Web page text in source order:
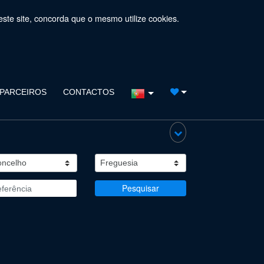
site, concorda que o mesmo utilize cookies.
PARCEIROS CONTACTOS
Pesquisar